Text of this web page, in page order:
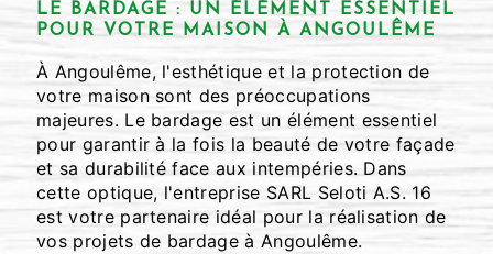
LE BARDAGE : UN ÉLÉMENT ESSENTIEL
POUR VOTRE MAISON À ANGOULÊME
À Angoulême, l'esthétique et la protection de
votre maison sont des préoccupations
majeures. Le bardage est un élément essentiel
pour garantir à la fois la beauté de votre façade
et sa durabilité face aux intempéries. Dans
cette optique, l'entreprise SARL Seloti A.S. 16
est votre partenaire idéal pour la réalisation de
vos projets de bardage à Angoulême.